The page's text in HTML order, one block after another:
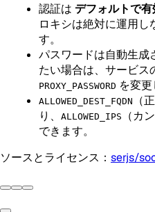
認証は デフォルトで有
ロキシは絶対に運用し
す。
パスワードは自動生成
たい場合は、サービス
PROXY_PASSWORD を変
ALLOWED_DEST_FQDN
（
り、
ALLOWED_IPS
（カ
できます。
ソースとライセンス： serjs/